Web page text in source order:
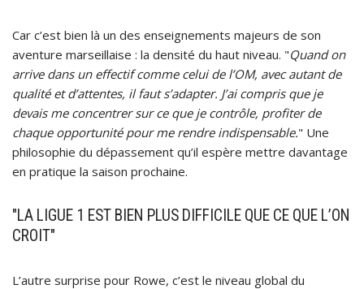
Car c’est bien là un des enseignements majeurs de son
aventure marseillaise : la densité du haut niveau. "Quand on
arrive dans un effectif comme celui de l’OM, avec autant de
qualité et d’attentes, il faut s’adapter. J’ai compris que je
devais me concentrer sur ce que je contrôle, profiter de
chaque opportunité pour me rendre indispensable." Une
philosophie du dépassement qu’il espère mettre davantage
en pratique la saison prochaine.
"LA LIGUE 1 EST BIEN PLUS DIFFICILE QUE CE QUE L’ON
CROIT"
L’autre surprise pour Rowe, c’est le niveau global du